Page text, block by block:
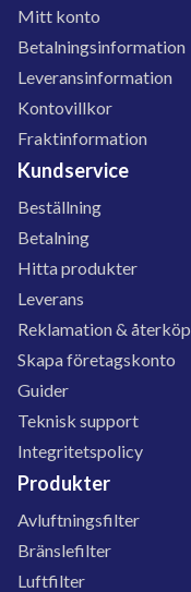
Mitt konto
Betalningsinformation
Leveransinformation
Kontovillkor
Fraktinformation
Kundservice
Beställning
Betalning
Hitta produkter
Leverans
Reklamation & återköp
Skapa företagskonto
Guider
Teknisk support
Integritetspolicy
Produkter
Avluftningsfilter
Bränslefilter
Luftfilter